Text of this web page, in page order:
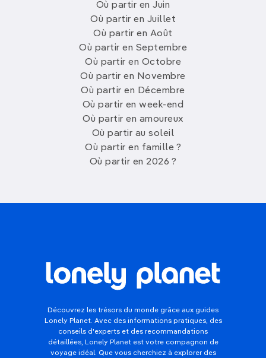
Où partir en Juin
Où partir en Juillet
Où partir en Août
Où partir en Septembre
Où partir en Octobre
Où partir en Novembre
Où partir en Décembre
Où partir en week-end
Où partir en amoureux
Où partir au soleil
Où partir en famille ?
Où partir en 2026 ?
Découvrez les trésors du monde grâce aux guides
Lonely Planet. Avec des informations pratiques, des
conseils d'experts et des recommandations
détaillées, Lonely Planet est votre compagnon de
voyage idéal. Que vous cherchiez à explorer des